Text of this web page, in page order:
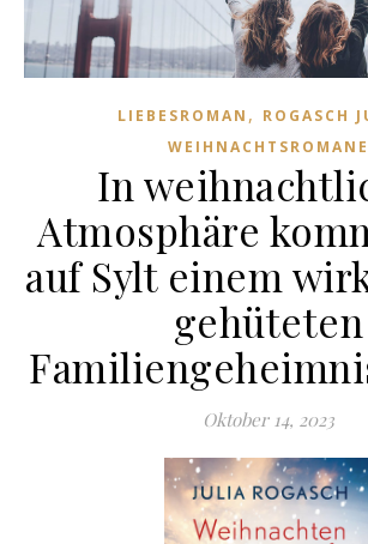
LIEBESROMAN , ROGASCH
WEIHNACHTSROMANE
In
Atmosphäre
auf Sylt einem
gehüteten
Oktober 14, 2023